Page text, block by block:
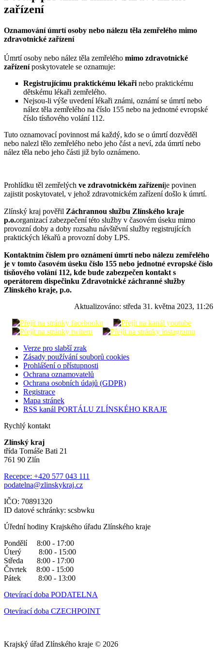
zařízení
Oznamování úmrtí osoby nebo nálezu těla zemřelého mimo
zdravotnické zařízení
Úmrtí osoby nebo nález těla zemřelého mimo zdravotnické
zařízeníposkytovatele se oznamuje:
Registrujícímu praktickému lékařinebo praktickému
dětskému lékaři zemřelého.
Nejsou-li výše uvedení lékaři známi, oznámí se úmrtí nebo
nález těla zemřelého na číslo 155 nebo na jednotné evropské
číslo tísňového volání 112.
Tuto oznamovací povinnost má každý, kdo se o úmrtí dozvěděl
nebo nalezl tělo zemřelého nebo jeho část a neví, zda úmrtí nebo
nález těla nebo jeho části již bylo oznámeno.
Prohlídku těl zemřelých ve zdravotnickém zařízeníje povinen
zajistit poskytovatel, v jehož zdravotnickém zařízení došlo k úmrtí.
Zlínský kraj pověřil Záchrannou službu Zlínského kraje
p.o.organizací zabezpečení této služby v časovém úseku mimo
provozní doby a doby rozsahu návštěvní služby registrujících
praktických lékařů a provozní doby LPS.
Kontaktním číslem pro oznámení úmrtí nebo nálezu zemřelého
je v tomto časovém úseku číslo 155 nebo jednotné evropské číslo
tísňového volání 112, kde bude zabezpečen kontakt s
operátorem dispečinku Zdravotnické záchranné služby
Zlínského kraje, p.o.
Aktualizováno: středa 31. května 2023, 11:26
Verze pro slabší zrak
Zásady používání souborů cookies
Prohlášení o přístupnosti
Ochrana oznamovatelů
Ochrana osobních údajů (GDPR)
Registrace
Mapa stránek
RSS kanál PORTÁLU ZLÍNSKÉHO KRAJE
Rychlý kontakt
Zlínský kraj
třída Tomáše Bati 21
761 90 Zlín
Recepce: +420 577 043 111
podatelna@zlinskykraj.cz
IČO: 70891320
ID datové schránky: scsbwku
Úřední hodiny Krajského úřadu Zlínského kraje
Pondělí 8:00 - 17:00
Úterý 8:00 - 15:00
Středa 8:00 - 17:00
Čtvrtek 8:00 - 15:00
Pátek 8:00 - 13:00
Otevírací doba PODATELNA
Otevírací doba CZECHPOINT
Krajský úřad Zlínského kraje © 2026